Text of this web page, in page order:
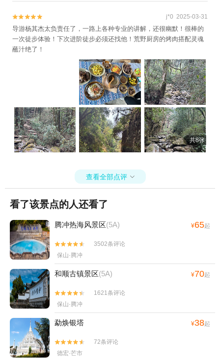

 j*0 2025-03-31
导游杨其杰太负责任了，一路上各种专业的讲解，还很幽默！很棒的
一次徒步体验！下次进阶徒步必须还找他！荒野厨房的烤肉搭配灵魂
蘸汁绝了！
共8张
查看全部点评 
看了该景点的人还看了
腾冲热海风景区(5A) ¥65起


3502条评论
保山·腾冲
和顺古镇景区(5A) ¥70起


1621条评论
保山·腾冲
勐焕银塔 ¥38起


72条评论
德宏·芒市